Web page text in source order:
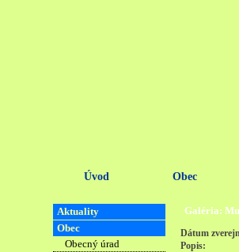
Úvod Obec
Aktuality
Obec
Obecný úrad
Galéria:
Dátum
Popis: